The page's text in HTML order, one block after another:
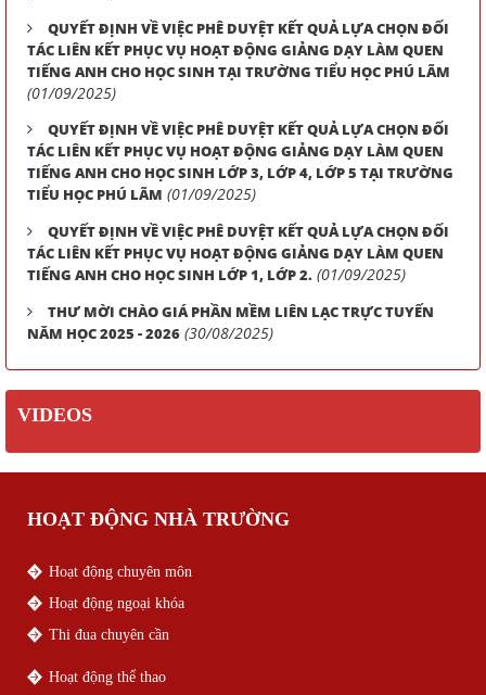
QUYẾT ĐỊNH VỀ VIỆC PHÊ DUYỆT KẾT QUẢ LỰA CHỌN ĐỐI
TÁC LIÊN KẾT PHỤC VỤ HOẠT ĐỘNG GIẢNG DẠY LÀM QUEN
TIẾNG ANH CHO HỌC SINH TẠI TRƯỜNG TIỂU HỌC PHÚ LÃM
(01/09/2025)
QUYẾT ĐỊNH VỀ VIỆC PHÊ DUYỆT KẾT QUẢ LỰA CHỌN ĐỐI
TÁC LIÊN KẾT PHỤC VỤ HOẠT ĐỘNG GIẢNG DẠY LÀM QUEN
TIẾNG ANH CHO HỌC SINH LỚP 3, LỚP 4, LỚP 5 TẠI TRƯỜNG
TIỂU HỌC PHÚ LÃM (01/09/2025)
QUYẾT ĐỊNH VỀ VIỆC PHÊ DUYỆT KẾT QUẢ LỰA CHỌN ĐỐI
TÁC LIÊN KẾT PHỤC VỤ HOẠT ĐỘNG GIẢNG DẠY LÀM QUEN
TIẾNG ANH CHO HỌC SINH LỚP 1, LỚP 2. (01/09/2025)
THƯ MỜI CHÀO GIÁ PHẦN MỀM LIÊN LẠC TRỰC TUYẾN
NĂM HỌC 2025 - 2026 (30/08/2025)
VIDEOS
HOẠT ĐỘNG NHÀ TRƯỜNG
Hoạt động chuyên môn
Hoạt động ngoại khóa
Thi đua chuyên cần
Hoạt động thể thao